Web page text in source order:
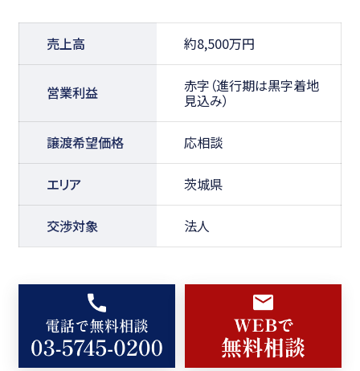
売上高 約8,500万円
営業利益 赤字（進行期は黒字着地
見込み）
譲渡希望価格 応相談
エリア 茨城県
交渉対象 法人